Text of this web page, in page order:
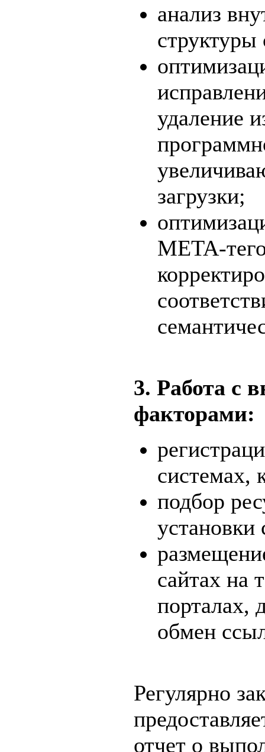
анализ
структуры
удаление
загрузки;
META-
3. Работа с
факторами:
системах,
подбор
установки
сайтах на
порталах,
обмен
Регулярно
отчет о